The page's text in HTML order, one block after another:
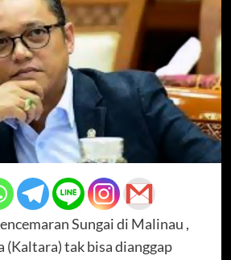
Sungai di Malinau ,
tak bisa dianggap